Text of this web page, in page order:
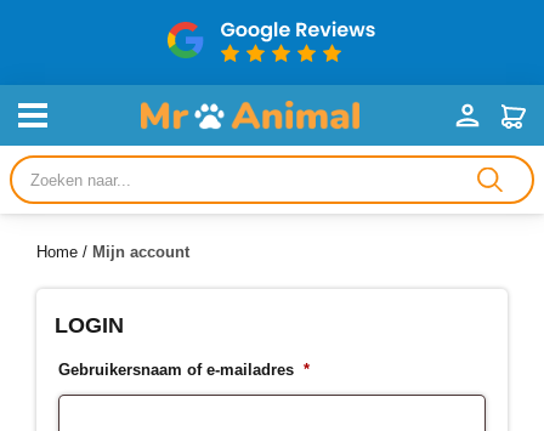
Producten
zoeken
Home / Mijn account
LOGIN
Gebruikersnaam of e-mailadres *